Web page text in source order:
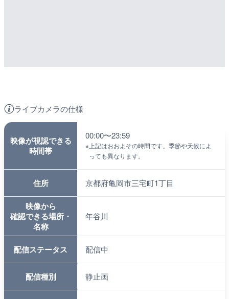
ライブカメラの仕様
映像が視認できる
時間帯
00:00〜23:59
※ 上記はおおよその時間です。季節や天候によ
っても異なります。
住所 京都府亀岡市三宅町1丁目
映像から
確認できる場所・
名称
年谷川
配信ステータス 配信中
配信種別 静止画